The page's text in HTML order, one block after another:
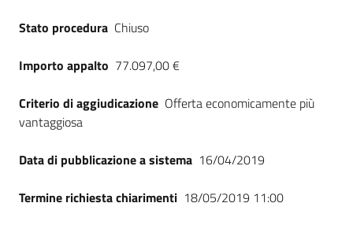
Stato procedura Chiuso
Importo appalto 77.097,00 €
Criterio di aggiudicazione Offerta economicamente più
vantaggiosa
Data di pubblicazione a sistema 16/04/2019
Termine richiesta chiarimenti 18/05/2019 11:00